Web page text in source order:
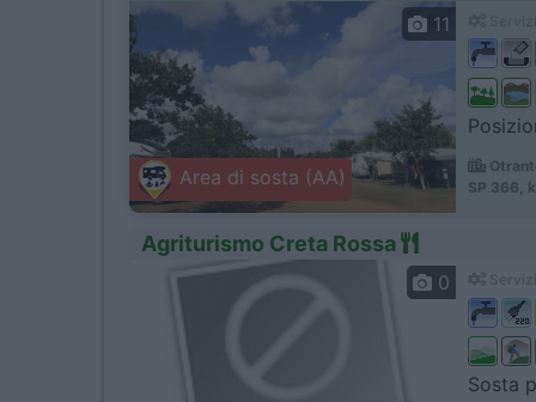
Area di sosta (AA)
11
SP 366,
Agriturismo Creta Rossa
0
Sosta